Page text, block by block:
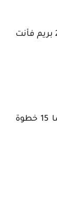
فإذا كنت تلعب فري فاير بهذا الهاتف وتبحث عن أحسن اعدادات مناسبة لهاتفك سامسونج جي 2 بريم فأنت
. وأيضا 15 خطوة